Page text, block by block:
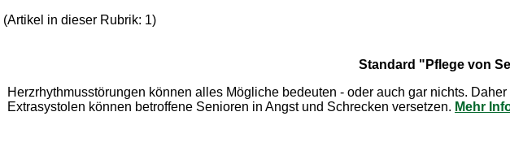
(Artikel in dieser Rubrik: 1)
Standard "Pflege von
Herzrhythmusstörungen können alles Mögliche bedeuten - oder auch gar nichts.
Extrasystolen können betroffene Senioren in Angst und Schrecken versetzen. Mehr